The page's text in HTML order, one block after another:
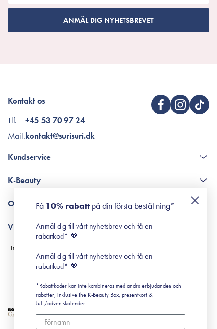
ANMÄL DIG NYHETSBREVET
Kontakt os
Tlf.
Mail.
+45 53 70 97 24
kontakt@surisuri.dk
Kundservice
Poängshop - frågor och svar
K-Beauty
Retinol för nybörjare
Om Surisuri
Black Friday
Villkor
Leverans & Retur
Köpvillkor
Prenumerationsvillkor
Cookiepolicy
Få 10% rabattpå din första beställning*
Anmäl dig till vårt nyhetsbrev och få en
rabattkod* 💖
Anmäl dig till vårt nyhetsbrev och få en
rabattkod* 💖
*Rabattkoder kan inte kombineras med andra erbjudanden och
rabatter, inklusive The K-Beauty Box, presentkort &
Jul-/adventskalender.